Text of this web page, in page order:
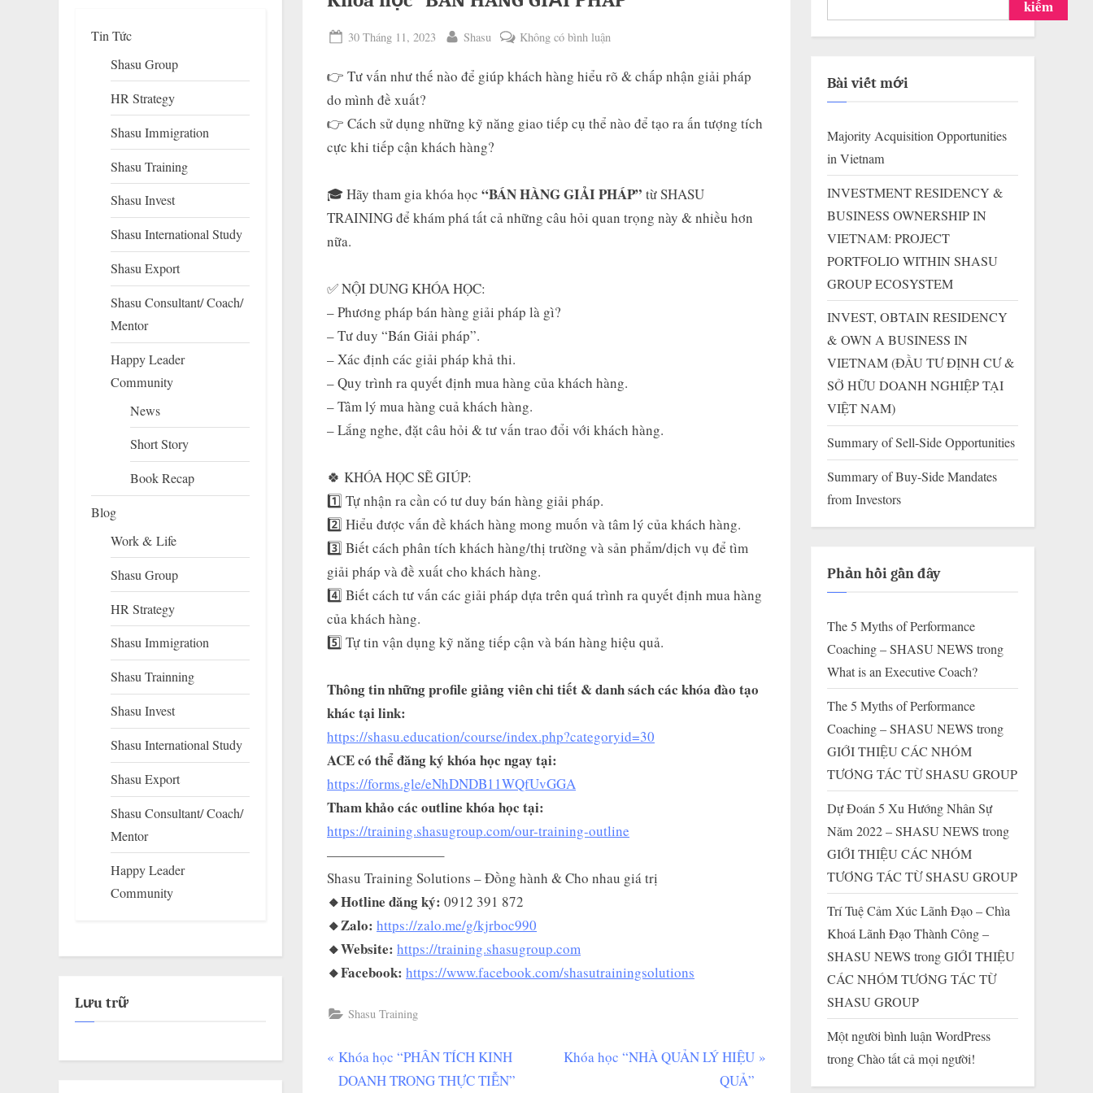
Toggle
sub-
Posted
30 Tháng 11, 2023 By
Shasu Không có bình luận
học
HÀNG
👉 Tư vấn như thế nào để giúp khách hàng hiểu rõ & chấp nhận giải pháp
do mình đề xuất?
👉 Cách sử dụng những kỹ năng giao tiếp cụ thể nào để tạo ra ấn tượng tích
cực khi tiếp cận khách hàng?
🎓 Hãy tham gia khóa học “BÁN HÀNG GIẢI PHÁP” từ SHASU
TRAINING để khám phá tất cả những câu hỏi quan trọng này & nhiều hơn
nữa.
✅ NỘI DUNG KHÓA HỌC:
– Phương pháp bán hàng giải pháp là gì?
– Tư duy “Bán Giải pháp”.
– Xác định các giải pháp khả thi.
– Quy trình ra quyết định mua hàng của khách hàng.
– Tâm lý mua hàng cuả khách hàng.
– Lắng nghe, đặt câu hỏi & tư vấn trao đổi với khách hàng.
🍀 KHÓA HỌC SẼ GIÚP:
1️⃣ Tự nhận ra cần có tư duy bán hàng giải pháp.
2️⃣ Hiểu được vấn đề khách hàng mong muốn và tâm lý của khách hàng.
3️⃣ Biết cách phân tích khách hàng/thị trường và sản phẩm/dịch vụ để tìm
giải pháp và đề xuất cho khách hàng.
4️⃣ Biết cách tư vấn các giải pháp dựa trên quá trình ra quyết định mua hàng
của khách hàng.
5️⃣ Tự tin vận dụng kỹ năng tiếp cận và bán hàng hiệu quả.
Thông tin những profile giảng viên chi tiết & danh sách các khóa đào tạo
khác tại link:
https://shasu.education/course/index.php?categoryid=30
ACE có thể đăng ký khóa học ngay tại:
https://forms.gle/eNhDNDB11WQfUvGGA
Tham khảo các outline khóa học tại:
https://training.shasugroup.com/our-training-outline
————————–
Shasu Training Solutions – Đồng hành & Cho nhau giá trị
🔸Hotline đăng ký: 0912 391 872
🔸Zalo: https://zalo.me/g/kjrboc990
🔸Website: https://training.shasugroup.com
🔸Facebook: https://www.facebook.com/shasutrainingsolutions
Shasu Training
Điều
P
r
Khóa học “PHÂN TÍCH KINH
DOANH TRONG THỰC TIỄN”
N
Khóa học “NHÀ QUẢN LÝ HIỆU
QUẢ”
Tin Tức
Shasu Group
HR Strategy
Shasu Immigration
Shasu Training
Shasu Invest
Shasu International Study
Shasu Export
Shasu Consultant/ Coach/
Mentor
Happy Leader
Community
News
Short Story
Book Recap
Blog
Work & Life
Shasu Group
HR Strategy
Shasu Immigration
Shasu Trainning
Shasu Invest
Shasu International Study
Shasu Export
Shasu Consultant/ Coach/
Mentor
Happy Leader
Community
Lưu trữ
kiếm
Bài viết mới
Majority Acquisition Opportunities
in Vietnam
INVESTMENT RESIDENCY &
BUSINESS OWNERSHIP IN
VIETNAM: PROJECT
PORTFOLIO WITHIN SHASU
GROUP ECOSYSTEM
INVEST, OBTAIN RESIDENCY
& OWN A BUSINESS IN
VIETNAM (ĐẦU TƯ ĐỊNH CƯ &
SỞ HỮU DOANH NGHIỆP TẠI
VIỆT NAM)
Summary of Sell-Side Opportunities
Summary of Buy-Side Mandates
from Investors
Phản hồi gần đây
The 5 Myths of Performance
Coaching – SHASU NEWS trong
What is an Executive Coach?
The 5 Myths of Performance
Coaching – SHASU NEWS trong
GIỚI THIỆU CÁC NHÓM
TƯƠNG TÁC TỪ SHASU GROUP
Dự Đoán 5 Xu Hướng Nhân Sự
Năm 2022 – SHASU NEWS trong
GIỚI THIỆU CÁC NHÓM
TƯƠNG TÁC TỪ SHASU GROUP
Trí Tuệ Cảm Xúc Lãnh Đạo – Chìa
Khoá Lãnh Đạo Thành Công –
SHASU NEWS trongGIỚI THIỆU
CÁC NHÓM TƯƠNG TÁC TỪ
SHASU GROUP
Một người bình luận WordPress
trongChào tất cả mọi người!